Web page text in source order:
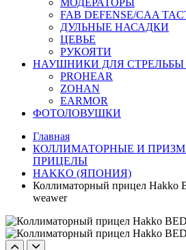
МОДЕРАТОРЫ
FAB DEFENSE/CAA
ДУЛЬНЫЕ НАСАДКИ
ЦЕВЬЕ
РУКОЯТИ
НАУШНИКИ ДЛЯ СТРЕЛЬБЫ
PROHEAR
ZOHAN
EARMOR
ФОТОЛОВУШКИ
Главная
КОЛЛИМАТОРНЫЕ И
ПРИЦЕЛЫ
HAKKO (ЯПОНИЯ)
Коллиматорный прицел Hakko
weawer